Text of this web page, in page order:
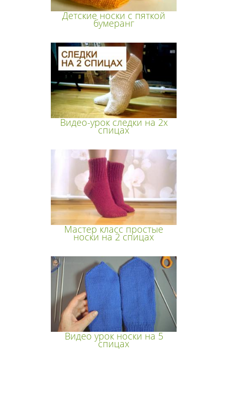
Детские носки с пяткой
бумеранг
Видео-урок следки на 2х
спицах
Мастер класс простые
носки на 2 спицах
Видео урок носки на 5
спицах